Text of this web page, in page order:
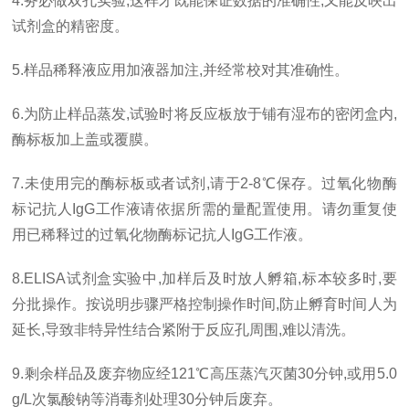
试剂盒的精密度。
5.样品稀释液应用加液器加注,并经常校对其准确性。
6.为防止样品蒸发,试验时将反应板放于铺有湿布的密闭盒内,
酶标板加上盖或覆膜。
7.未使用完的酶标板或者试剂 ,请于2-8℃保存。过氧化物酶
标记抗人 IgG工作液请依据所需的量配置使用。请勿重复使
用已稀释过的过氧化物酶标记抗人 IgG工作液。
8.ELISA试剂盒实验中 ,加样后及时放人孵箱,标本较多时,要
分批操作。按说明步骤严格控制操作时间,防止孵育时间人为
延长,导致非特异性结合紧附于反应孔周围 ,难以清洗。
9.剩余样品及废弃物应经121℃高压蒸汽灭菌30分钟,或用 5.0
g/L次氯酸钠等消毒剂处理30分钟后废弃。